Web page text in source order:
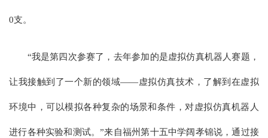
0支。
“我是第四次参赛了，去年参加的是虚拟仿真机器人赛题，
让我接触到了一个新的领域——虚拟仿真技术，了解到在虚拟
环境中，可以模拟各种复杂的场景和条件，对虚拟仿真机器人
进行各种实验和测试。”来自福州第十五中学阔孝锦说，通过接